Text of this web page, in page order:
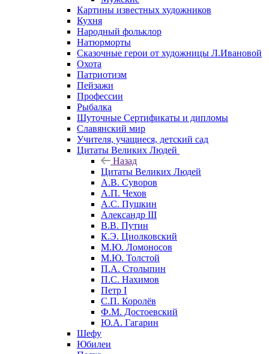
Картины известных художников
Кухня
Народный фольклор
Натюрморты
Сказочные герои от художницы Л.Ивановой
Охота
Патриотизм
Пейзажи
Профессии
Рыбалка
Шуточные Сертификаты и дипломы
Славянский мир
Учителя, учащиеся, детский сад
Цитаты Великих Людей
Назад
Цитаты Великих Людей
А.В. Суворов
А.П. Чехов
А.С. Пушкин
Александр III
В.В. Путин
К.Э. Циолковский
М.Ю. Ломоносов
М.Ю. Толстой
П.А. Столыпин
П.С. Нахимов
Петр I
С.П. Королёв
Ф.М. Достоевский
Ю.А. Гагарин
Шефу
Юбилеи